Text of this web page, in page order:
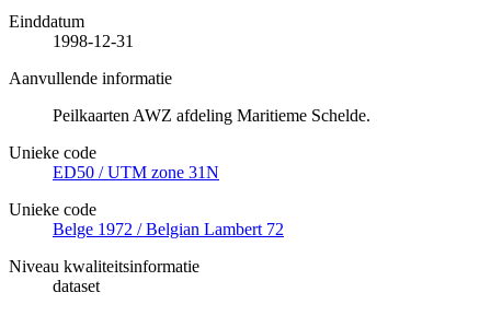
Einddatum
1998-12-31
Aanvullende informatie
Peilkaarten AWZ afdeling Maritieme Schelde.
Unieke code
ED50 / UTM zone 31N
Unieke code
Belge 1972 / Belgian Lambert 72
Niveau kwaliteitsinformatie
dataset